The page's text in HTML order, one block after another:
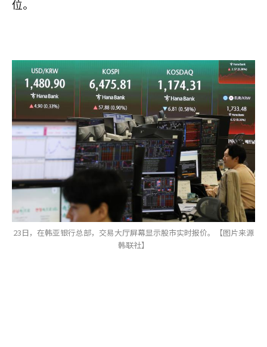
位。
23日，在韩亚银行总部，交易大厅屏幕显示股市实时报价。【图片来源
韩联社】